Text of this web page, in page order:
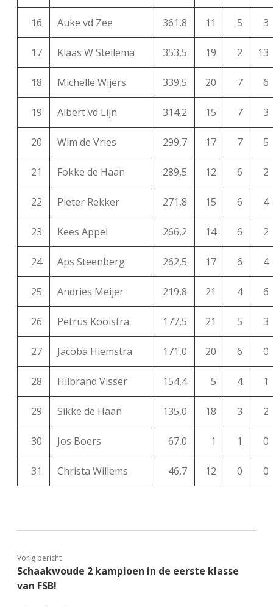
16 Auke vd Zee 361,8 11 5 3
17 Klaas W Stellema 353,5 19 2 13
18 Michelle Wijers 339,5 20 7 6
19 Albert vd Lijn 314,2 15 7 3
20 Wim de Vries 299,7 17 7 5
21 Fokke de Haan 289,5 12 6 2
22 Pieter Rekker 271,8 15 6 4
23 Kees Appel 266,2 14 6 2
24 Aps Steenberg 262,5 17 6 4
25 Andries Meijer 219,8 21 4 6
26 Petrus Kooistra 177,5 21 5 3
27 Jacoba Hiemstra 171,0 20 6 0
28 Hilbrand Visser 154,4 5 4 1
29 Sikke de Haan 135,0 18 3 2
30 Jos Boers 67,0 1 1 0
31 Christa Willems 46,7 12 0 0
Vorig bericht
Schaakwoude 2 kampioen in de eerste klasse
van FSB!